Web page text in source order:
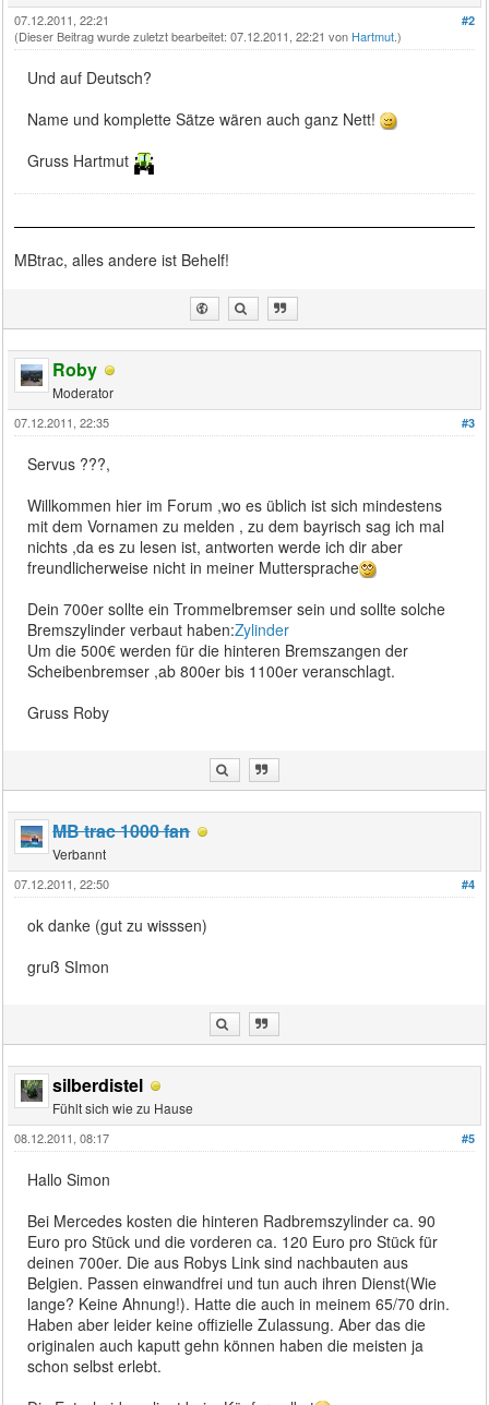
#2
07.12.2011, 22:21
(Dieser Beitrag wurde zuletzt bearbeitet: 07.12.2011, 22:21 von Hartmut.)
Und auf Deutsch?
Name und komplette Sätze wären auch ganz Nett!
Gruss Hartmut
MBtrac, alles andere ist Behelf!
Roby
Moderator
#3
07.12.2011, 22:35
Servus ???,
Willkommen hier im Forum ,wo es üblich ist sich mindestens
mit dem Vornamen zu melden , zu dem bayrisch sag ich mal
nichts ,da es zu lesen ist, antworten werde ich dir aber
freundlicherweise nicht in meiner Muttersprache
Dein 700er sollte ein Trommelbremser sein und sollte solche
Bremszylinder verbaut haben:Zylinder
Um die 500€ werden für die hinteren Bremszangen der
Scheibenbremser ,ab 800er bis 1100er veranschlagt.
Gruss Roby
MB trac 1000 fan
Verbannt
#4
07.12.2011, 22:50
ok danke (gut zu wisssen)
gruß SImon
silberdistel
Fühlt sich wie zu Hause
#5
08.12.2011, 08:17
Hallo Simon
Bei Mercedes kosten die hinteren Radbremszylinder ca. 90
Euro pro Stück und die vorderen ca. 120 Euro pro Stück für
deinen 700er. Die aus Robys Link sind nachbauten aus
Belgien. Passen einwandfrei und tun auch ihren Dienst(Wie
lange? Keine Ahnung!). Hatte die auch in meinem 65/70 drin.
Haben aber leider keine offizielle Zulassung. Aber das die
originalen auch kaputt gehn können haben die meisten ja
schon selbst erlebt.